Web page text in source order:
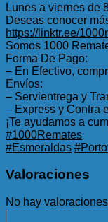
Lunes a viernes de
Deseas conocer
https://linktr.ee/
Somos 1000
Forma De Pago:
– En Efectivo,
Envíos:
– Servientrega y
– Express y Contra
¡Te ayudamos a
#1000Remates
#Esmeraldas
Valoraciones
No hay